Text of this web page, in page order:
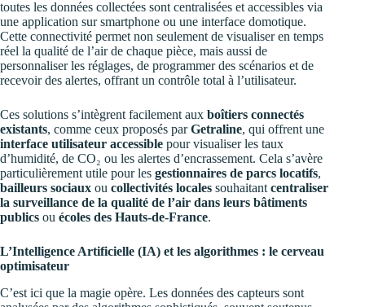
toutes les données collectées sont centralisées et accessibles via
une application sur smartphone ou une interface domotique.
Cette connectivité permet non seulement de visualiser en temps
réel la qualité de l’air de chaque pièce, mais aussi de
personnaliser les réglages, de programmer des scénarios et de
recevoir des alertes, offrant un contrôle total à l’utilisateur.
Ces solutions s’intègrent facilement aux boîtiers connectés
existants, comme ceux proposés parGetraline, qui offrent une
interface utilisateur accessible pour visualiser les taux
d’humidité, de CO₂ ou les alertes d’encrassement. Cela s’avère
particulièrement utile pour les gestionnaires de parcs locatifs,
bailleurs sociaux ou collectivités locales souhaitant centraliser
la surveillance de la qualité de l’air dans leurs bâtiments
publics ou écoles des Hauts-de-France.
L’Intelligence Artificielle (IA) et les algorithmes : le cerveau
optimisateur
C’est ici que la magie opère. Les données des capteurs sont